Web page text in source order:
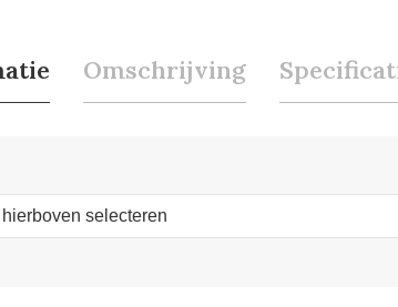
Omschrijving
selecteren